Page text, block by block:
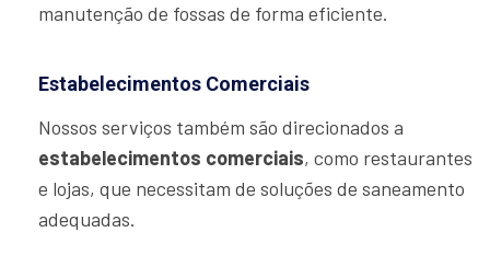
manutenção de fossas de forma eficiente.
Estabelecimentos Comerciais
Nossos serviços também são direcionados a
estabelecimentos comerciais, como restaurantes
e lojas, que necessitam de soluções de saneamento
adequadas.